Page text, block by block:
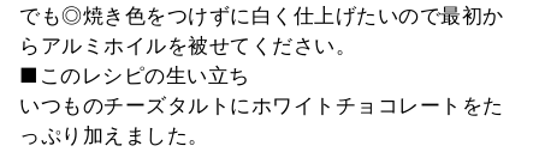
でも◎焼き色をつけずに白く仕上げたいので最初か
らアルミホイルを被せてください。
■このレシピの生い立ち
いつものチーズタルトにホワイトチョコレートをた
っぷり加えました。